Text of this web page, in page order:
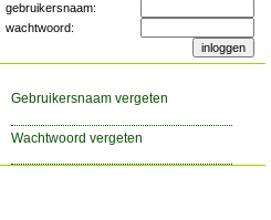
gebruikersnaam:
wachtwoord:
gebruikersnaam vergeten
wachtwoord vergeten